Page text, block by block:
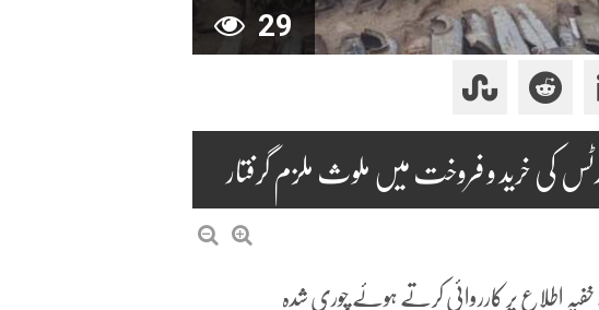
29
کی خرید و فروخت میں ملوث ملزم گرفتار
اطلاع پر کارروائی کرتے ہوئے چوری شدہ